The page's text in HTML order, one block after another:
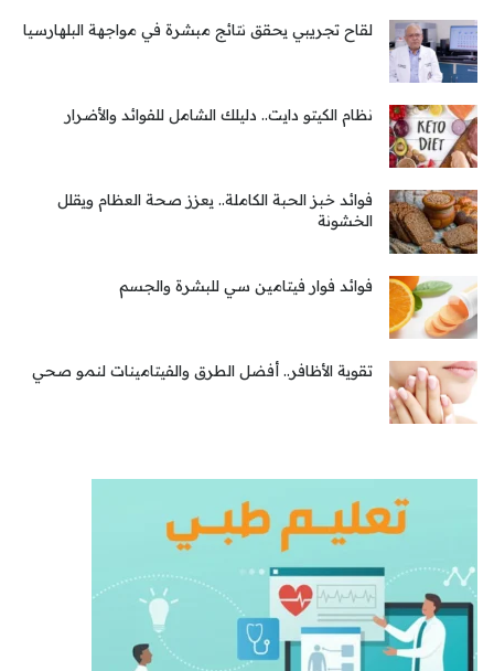
لقاح تجريبي يحقق نتائج مبشرة في مواجهة البلهارسيا
نظام الكيتو دايت.. دليلك الشامل للفوائد والأضرار
فوائد خبز الحبة الكاملة.. يعزز صحة العظام ويقلل
الخشونة
فوائد فوار فيتامين سي للبشرة والجسم
تقوية الأظافر.. أفضل الطرق والفيتامينات لنمو صحي